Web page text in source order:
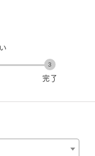
完了